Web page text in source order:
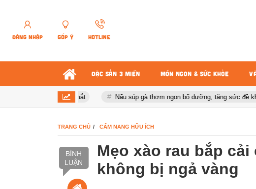
ĐĂNG NHẬP GÓP Ý HOTLINE
ĐẶC SẢN 3 MIỀN MÓN NGON & SỨC KHỎE
Nấu súp gà thơm ngon bổ dưỡng, tăng sức đề kháng
TRANG CHỦ CẨM NANG HỮU ÍCH
BÌNH
LUẬN
Mẹo xào rau bắp
không bị ngả vàng